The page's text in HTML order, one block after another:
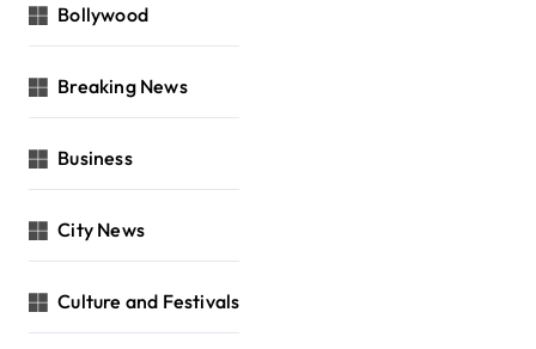
Bollywood
Breaking News
Business
City News
Culture and Festivals